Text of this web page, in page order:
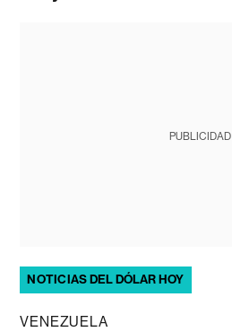
PUBLICIDAD
NOTICIAS DEL DÓLAR HOY
VENEZUELA